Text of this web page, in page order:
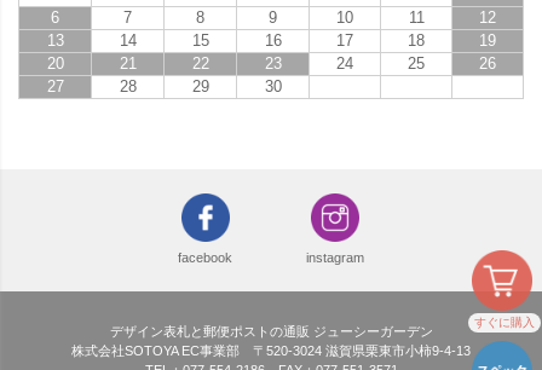
すぐに購入
6
7 8 9 10 11
12
13
14 15 16 17 18
19
20
21 22 23 24 25
26
27
28 29 30
facebook instagram
デザイン表札と郵便ポストの通販 ジューシーガーデン
株式会社SOTOYA EC事業部 〒520-3024 滋賀県栗東市小柿9-4-13